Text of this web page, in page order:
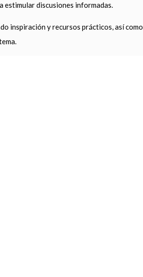
estimular discusiones informadas.
inspiración y recursos prácticos, así como